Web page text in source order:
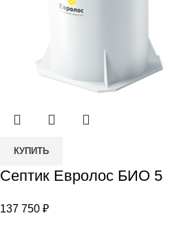
Количество
Септик
БИО
КУПИТЬ
Септик Евролос БИО 5
137 750 ₽